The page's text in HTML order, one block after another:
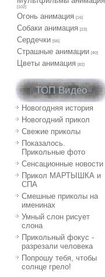
[102]
Огонь анимация [16]
Собаки анимация [23]
Сердечки [56]
Страшные анимации [40]
Цветы анимация [82]
ТОП Видео
Новогодняя история
Новогодний прикол
Свежие приколы
Показалось.
Прикольные фото
Сенсационные новости
Прикол МАРТЫШКА и
СПА
Смешные приколы на
именинах
Умный слон рисует
слона
Прикольный фокус -
разрезали человека
Попрошу тебя, чтобы
солнце грело!